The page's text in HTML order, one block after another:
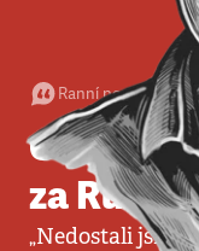
Ranní postřeh•30.
Ondřej
za Rusko
„Nedostali jsme